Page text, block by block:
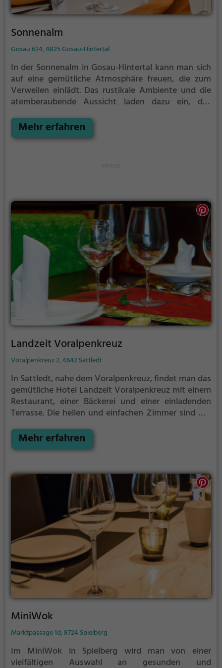
Sonnenalm
Gosau 624, 4825 Gosau-Hintertal
In der Sonnenalm in Gosau-Hintertal kann man sich
auf eine gemütliche Atmosphäre freuen, die zum
Verweilen einlädt. Das rustikale Ambiente und die
atemberaubende Aussicht laden dazu ein, das
genießen. Ob herzhafte vegetarische Gerichte oder
ein reichhaltiges Frühstück, hier ist für jeden
Genussmomente inmitten der malerischen
Naturkulisse von Gosau-Hintertal.
Mehr erfahren
Landzeit Voralpenkreuz
Voralpenkreuz 2, 4642 Sattledt
In Sattledt, nahe dem Voralpenkreuz, findet man das
gemütliche Hotel Landzeit Voralpenkreuz mit einem
Restaurant, einer Bäckerei und einer einladenden
Terrasse. Die hellen und einfachen Zimmer sind mit
kostenlosem WLAN ausgestattet. Kinder unter 12
Jahren übernachten kostenlos im Zimmer eines
kulinarische Angebot: Hier gibt es nicht nur leckere
Biogerichte, sondern auch vegane und vegetarische
Speisen. Ob für das Frühstück oder den Brunch, im
Landzeit Voralpenkreuz findet jeder Gast das
passende Gericht. Die entspannte Atmosphäre und
das freundliche Personal machen den Besuch zu
einem Genuss. Die gemütliche Terrasse lädt zum
Verweilen ein und verspricht entspannte Stunden
inmitten der idyllischen Umgebung.
Mehr erfahren
MiniWok
Marktpassage 1d, 8724 Spielberg
Im MiniWok in Spielberg wird man von einer
vielfältigen Auswahl an gesunden und